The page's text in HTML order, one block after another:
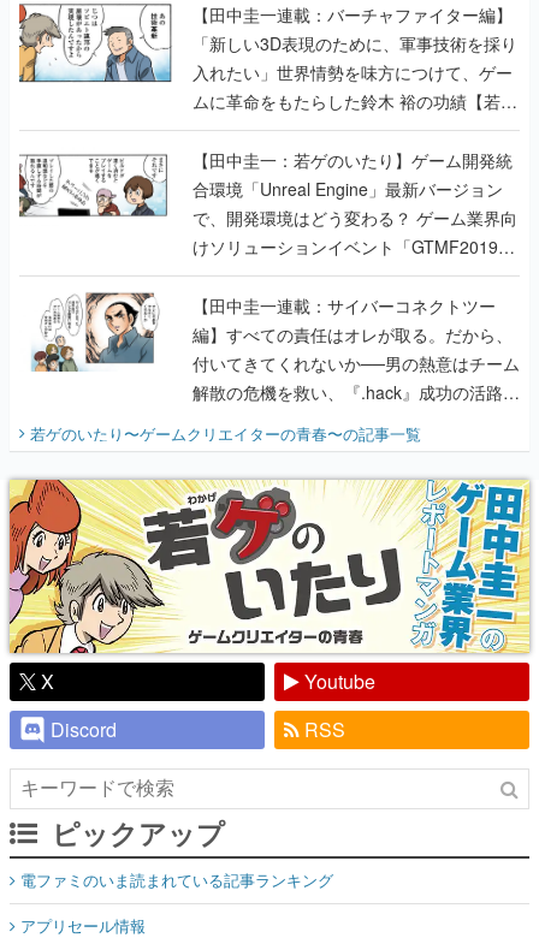
【田中圭一連載：バーチャファイター編】
「新しい3D表現のために、軍事技術を採り
入れたい」世界情勢を味方につけて、ゲー
ムに革命をもたらした鈴木 裕の功績【若ゲ
のいたり】
【田中圭一：若ゲのいたり】ゲーム開発統
合環境「Unreal Engine」最新バージョン
で、開発環境はどう変わる？ ゲーム業界向
けソリューションイベント「GTMF2019」
に行って、より理解を深めよう【PR】
【田中圭一連載：サイバーコネクトツー
編】すべての責任はオレが取る。だから、
付いてきてくれないか──男の熱意はチーム
解散の危機を救い、『.hack』成功の活路を
『少年ジャンプ』色だった【若ゲのいた
り】
若ゲのいたり〜ゲームクリエイターの青春〜の記事一覧
X
Youtube
Discord
RSS
ピックアップ
電ファミのいま読まれている記事ランキング
アプリセール情報